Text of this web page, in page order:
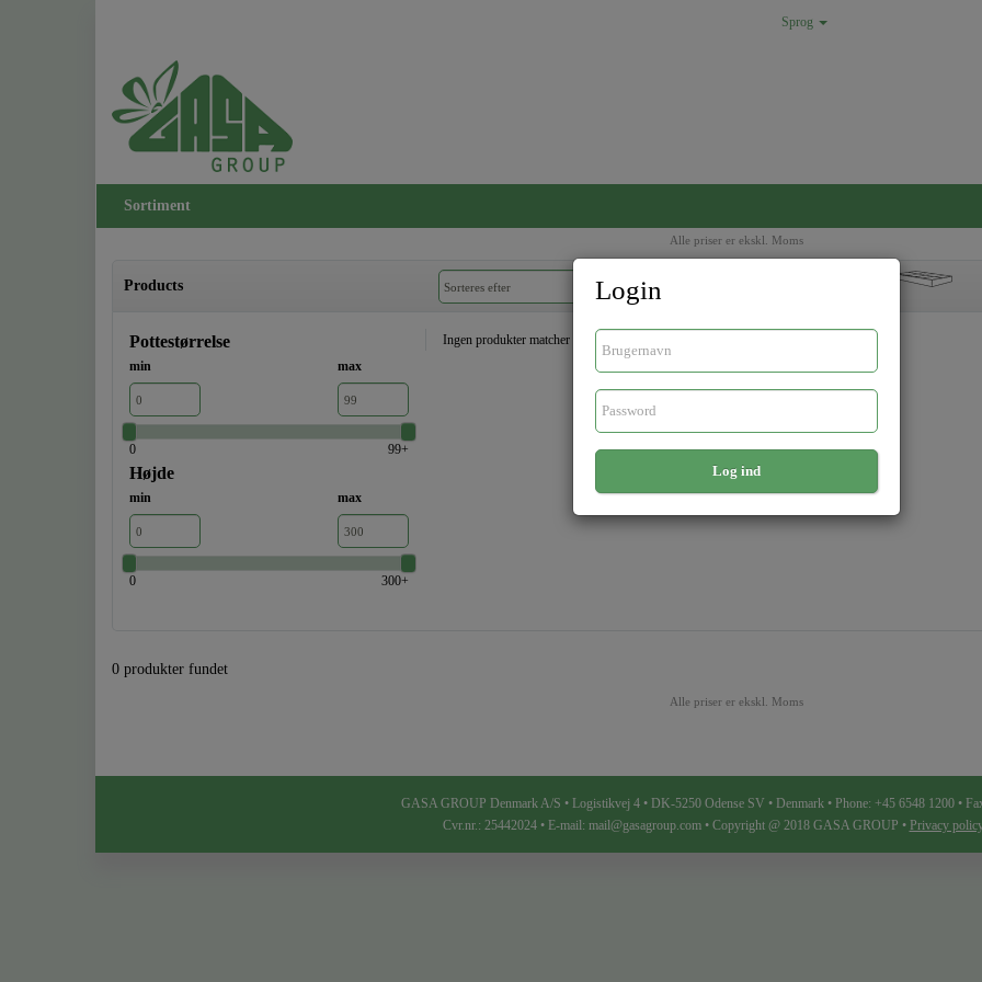
Sprog
Sortiment
Alle priser er ekskl. Moms
Products
Pottestørrelse
min max
0 99+
Højde
min max
0 300+
Ingen produkter matcher dine søgekriterier
0 produkter fundet
Alle priser er ekskl. Moms
GASA GROUP Denmark A/S • Logistikvej 4 • DK-5250 Odense SV • Denmark • Phone: +45 6548 1200 •
Cvr.nr.: 25442024 • E-mail: mail@gasagroup.com • Copyright @ 2018 GASA GROUP • Privacy
Login
Log ind